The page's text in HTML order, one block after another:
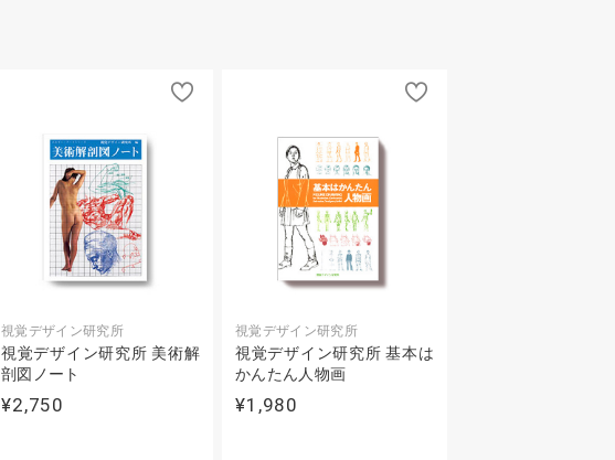
視覚デザイン研究所
視覚デザイン研究所 美術解
剖図ノート
¥2,750
視覚デザイン研究所
視覚デザイン研究所 基本は
かんたん人物画
¥1,980